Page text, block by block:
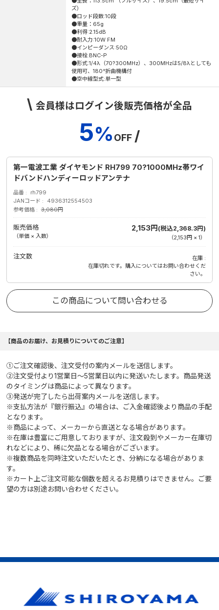
ズ）
●ロッド段数:10段
●重量：65g
●利得:2.15dB
●耐入力:10W FM
●インピーダンス:50Ω
●接栓:BNC-P
●形式:1/4λ（70?300MHz）、300MHzは5/8λとしても
使用可、180°折曲機構付
●空中線型式:単一型
\ 会員様はログイン後販売価格が全品
5% OFF /
第一電波工業 ダイヤモンド RH799 70?1000MHz帯ワイ
ドバンドハンディーロッドアンテナ
品番
rh799
JANコード
4936312554503
参考価格
3,080円
販売価格
（単価 × 入数）
2,153円 (税込2,368.3円)
（2,153円 × 1）
注文数
在庫
在庫切れです。購入についてはお問い合わせくだ
さい。
この商品について問い合わせる
【商品のお届け、お見積りについてのご注意】
①ご注文確認後、注文受付の案内メールを送信します。
②注文受付より1営業日～5営業日以内に発送いたします。商品発送
のタイミングは商品によって異なります。
③発送が完了したら出荷案内メールを送信します。
※支払方法が『銀行振込』の場合は、ご入金確認後より商品の手配
となります。
※商品によって、メーカーから直送となる場合があります。
※在庫は豊富にご用意しておりますが、注文殺到やメーカー在庫切
れなどにより、稀に欠品となる場合がございます。
※複数商品を同時注文いただいたとき、分納になる場合がありま
す。
※カート上ご注文可能な個数を超えるお見積りはできません。ご要
望の方は別途お問い合わせください。